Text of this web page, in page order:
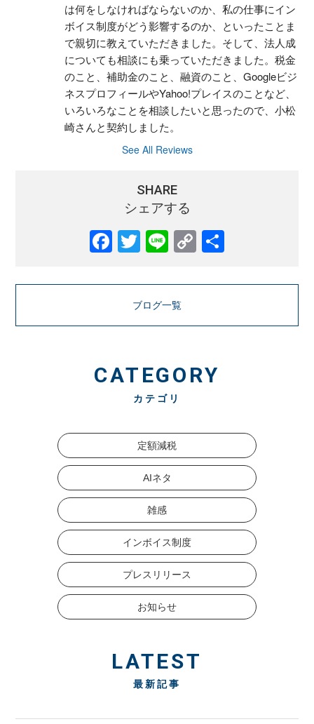
は何をしなければならないのか、私の仕事にイン
ボイス制度がどう影響するのか、といったことま
で親切に教えていただきました。そして、法人成
についても相談にも乗っていただきました。税金
のこと、補助金のこと、融資のこと、Googleビジ
ネスプロフィールやYahoo!プレイスのことなど、
いろいろなことを相談したいと思ったので、小松
崎さんと契約しました。
See All Reviews
SHARE
シェアする
Facebook
Twitter
LineCopy
ブログ一覧
CATEGORY
カテゴリ
定額減税
AIネタ
雑感
インボイス制度
プレスリリース
お知らせ
LATEST
最新記事